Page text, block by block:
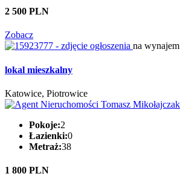
2 500 PLN
Zobacz
na wynajem
lokal mieszkalny
Katowice, Piotrowice
Pokoje:2
Łazienki:0
Metraż:38
1 800 PLN